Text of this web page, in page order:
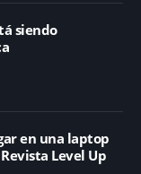
siendo
en una laptop
Level Up